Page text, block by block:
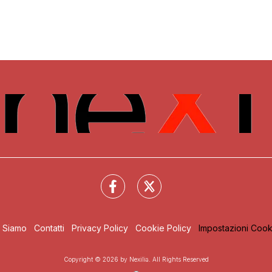
Siamo Contatti Privacy Policy Cookie Policy Impostazioni
Copyright © 2026 by Nexilia. All Rights Reserved